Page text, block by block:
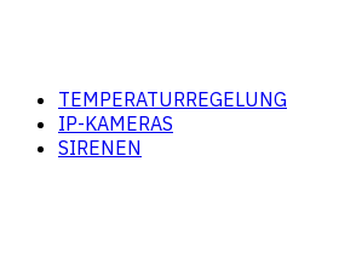
TEMPERATURREGELUNG
IP-KAMERAS
SIRENEN